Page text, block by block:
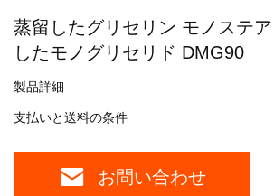
蒸留したグリセリン モノステ
したモノグリセリド DMG90
製品詳細
支払いと送料の条件
お問い合わせ